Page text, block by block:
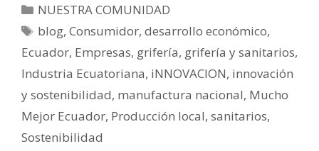
NUESTRA COMUNIDAD
blog,Consumidor,desarrollo económico,
Ecuador, Empresas, grifería, grifería y sanitarios,
Industria Ecuatoriana, iNNOVACION, innovación
y sostenibilidad, manufactura nacional, Mucho
Mejor Ecuador, Producción local, sanitarios,
Sostenibilidad